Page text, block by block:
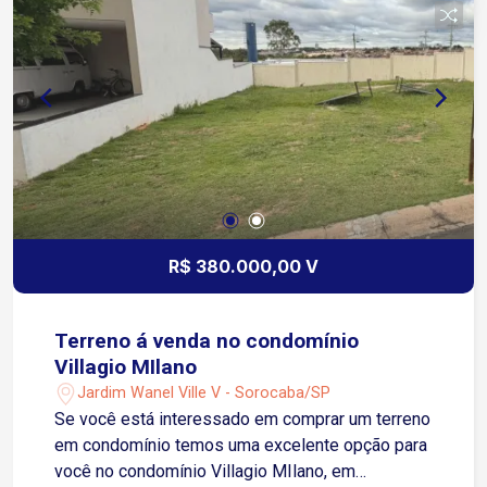
rodovias, tanto no sentido interior quanto capital,
tornando o deslocamento prático no dia a dia.
Região em constante crescimento e de rápida
valorização. Ideal para quem busca segurança,
natureza e excelente localização para morar ou
investir.
R$ 380.000,00 V
Terreno á venda no condomínio
Villagio MIlano
Jardim Wanel Ville V - Sorocaba/SP
Se você está interessado em comprar um terreno
em condomínio temos uma excelente opção para
você no condomínio Villagio MIlano, em